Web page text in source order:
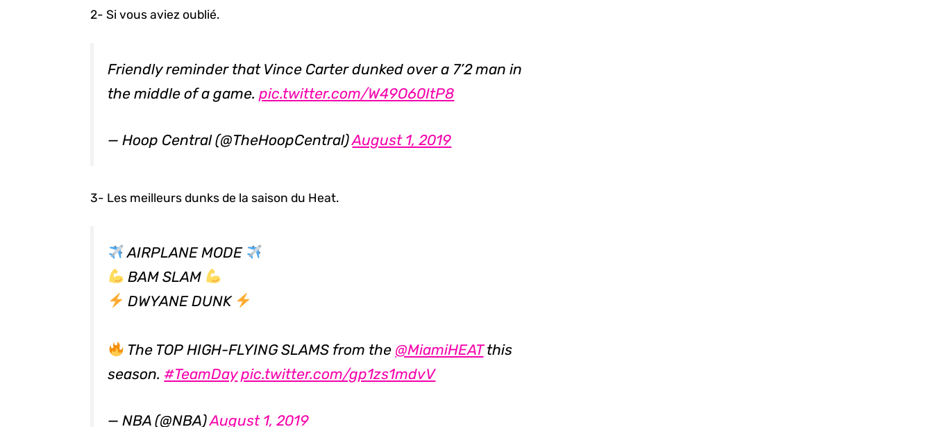
2- Si vous aviez oublié.
Friendly reminder that Vince Carter dunked over a 7’2 man in
the middle of a game.pic.twitter.com/W49O60ItP8
— Hoop Central (@TheHoopCentral)August 1, 2019
3- Les meilleurs dunks de la saison du Heat.
AIRPLANE MODE
BAM SLAM
DWYANE DUNK
The TOP HIGH-FLYING SLAMS from the @MiamiHEATthis
season. #TeamDay pic.twitter.com/gp1zs1mdvV
— NBA (@NBA)August 1, 2019